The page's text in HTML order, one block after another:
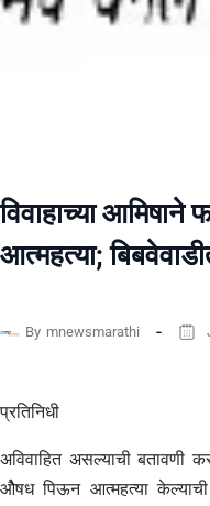
विवाहाच्या
आत्महत्या;
By mnewsmarathi
प्रतिनिधी
अविवाहित असल्याची बतावणी
ओैषध पिऊन आत्महत्या केल्याची